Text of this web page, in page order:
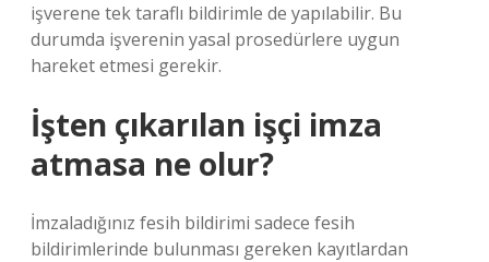
işverene tek taraflı bildirimle de yapılabilir. Bu
durumda işverenin yasal prosedürlere uygun
hareket etmesi gerekir.
İşten çıkarılan işçi imza
atmasa ne olur?
İmzaladığınız fesih bildirimi sadece fesih
bildirimlerinde bulunması gereken kayıtlardan